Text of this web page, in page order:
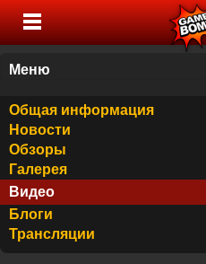
Меню
Общая информация
Новости
Обзоры
Галерея
Видео
Блоги
Трансляции